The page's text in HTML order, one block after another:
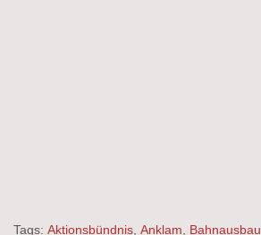
Tags: Aktionsbündnis Anklam Bahnausbau